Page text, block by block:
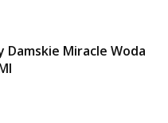
Damskie Miracle Woda